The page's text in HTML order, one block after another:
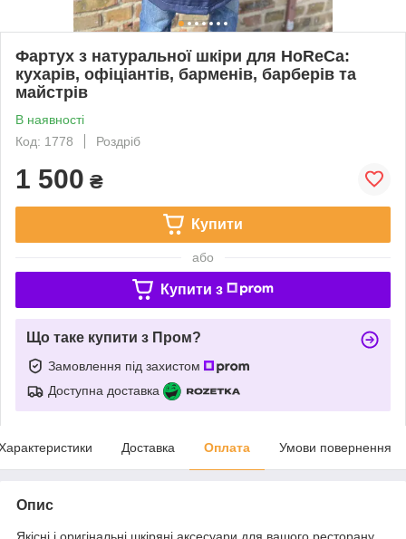
Фартух з натуральної шкіри для HoReCa:
кухарів, офіціантів, барменів, барберів та
майстрів
В наявності
Код: 1778
Роздріб
1 500 ₴
Купити
або
Купити з
Що таке купити з Пром?
Замовлення під захистом
Доступна доставка
Доставка Оплата Умови повернення
Опис
Якісні і оригінальні шкіряні аксесуари для вашого ресторану